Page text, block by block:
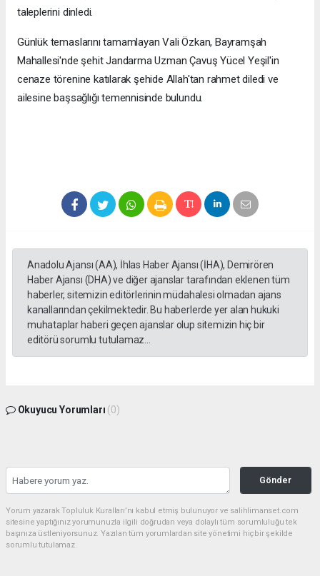
taleplerini dinledi.
Günlük temaslarını tamamlayan Vali Özkan, Bayramşah
Mahallesi'nde şehit Jandarma Uzman Çavuş Yücel Yeşil'in
cenaze törenine katılarak şehide Allah'tan rahmet diledi ve
ailesine başsağlığı temennisinde bulundu.
Anadolu Ajansı (AA), İhlas Haber Ajansı (İHA), Demirören
Haber Ajansı (DHA) ve diğer ajanslar tarafından eklenen tüm
haberler, sitemizin editörlerinin müdahalesi olmadan ajans
kanallarından çekilmektedir. Bu haberlerde yer alan hukuki
muhataplar haberi geçen ajanslar olup sitemizin hiç bir
editörü sorumlu tutulamaz...
Okuyucu Yorumları (0)
Gönder
Yorum yazarak Topluluk Kuralları’nı kabul etmiş bulunuyor ve salihlimanset.com
sitesine yaptığınız yorumunuzla ilgili doğrudan veya dolaylı tüm sorumluluğu tek
başınıza üstleniyorsunuz. Yazılan tüm yorumlardan site yönetimi hiçbir şekilde
sorumlu tutulamaz.